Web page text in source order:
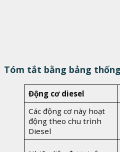
Tóm tắt bằng bảng
Động cơ diesel
Các động cơ này hoạt
động theo chu trình
Diesel